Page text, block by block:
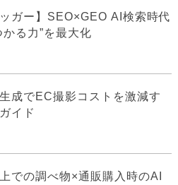
ッガー】SEO×GEO AI検索時代
かる力”を最大化
成でEC撮影コストを激減す
イド
での調べ物×通販購入時のAI